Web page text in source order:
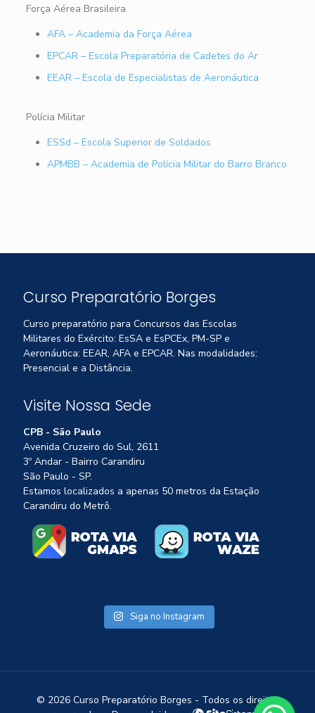
Força Aérea Brasileira
AFA – Academia da Força Aérea
EPCAR – Escola Preparatória de Cadetes do Ar
EEAR – Escola de Especialistas de Aeronáutica
Polícia Militar
ESSd – Escola Superior de Soldados
APMBB – Academia de Polícia Militar do Barro Branco
Curso Preparatório Borges
Curso preparatório para Concursos das Escolas
Militares do Exército: EsSA e EsPCEx, PM-SP e
Aeronáutica: EEAR, AFA e EPCAR. Nas modalidades:
Presencial e a Distância.
Visite Nossa Sede
CPB - São Paulo
Avenida Cruzeiro do Sul, 2611
3º Andar - Bairro Carandiru
São Paulo - SP.
Estamos localizados a apenas 50 metros da Estação
Carandiru do Metrô.
Siga no Instagram
© 2026 Curso Preparatório Borges - Todos os direitos